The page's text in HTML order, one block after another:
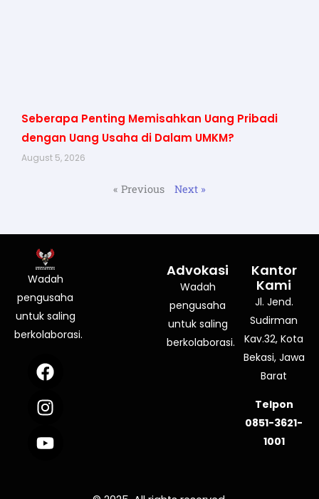
Seberapa Penting Memisahkan Uang Pribadi
dengan Uang Usaha di Dalam UMKM?
August 5, 2026
« Previous Next »
Wadah
pengusaha
untuk saling
berkolaborasi.
F
a
c
e
b
o
I
n
s
t
a
g
Y
o
u
t
u
b
Advokasi
Wadah
pengusaha
untuk saling
berkolaborasi.
Kantor
Kami
Jl. Jend.
Sudirman
Kav.32, Kota
Bekasi, Jawa
Barat
Telpon
0851-3621-
1001